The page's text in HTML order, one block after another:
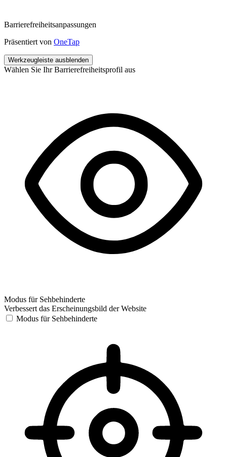
Barrierefreiheitsanpassungen
Präsentiert von OneTap
Werkzeugleiste ausblenden
Wählen Sie Ihr Barrierefreiheitsprofil aus
Modus für Sehbehinderte
Verbessert das Erscheinungsbild der Website
Modus für Sehbehinderte